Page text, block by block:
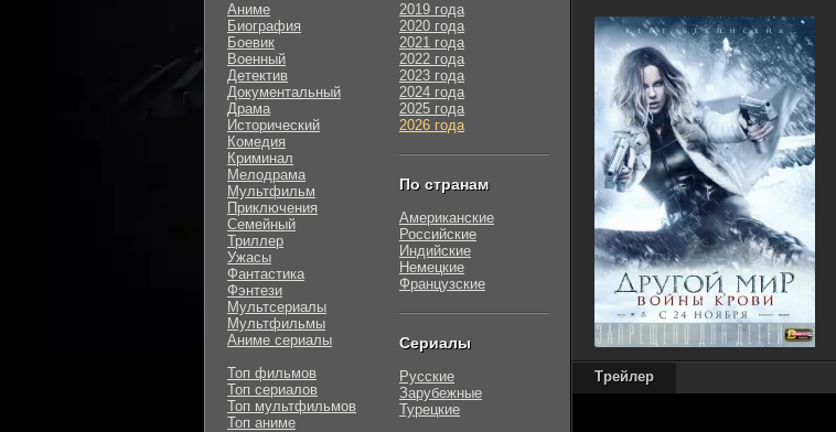
Трейлер
Аниме
Биография
Боевик
Военный
Детектив
Документальный
Драма
Исторический
Комедия
Криминал
Мелодрама
Мультфильм
Приключения
Семейный
Триллер
Ужасы
Фантастика
Фэнтези
Мультсериалы
Мультфильмы
Аниме сериалы
Топ фильмов
Топ сериалов
Топ мультфильмов
Топ аниме
2019 года
2020 года
2021 года
2022 года
2023 года
2024 года
2025 года
2026 года
По странам
Американские
Российские
Индийские
Немецкие
Французские
Сериалы
Русские
Зарубежные
Турецкие